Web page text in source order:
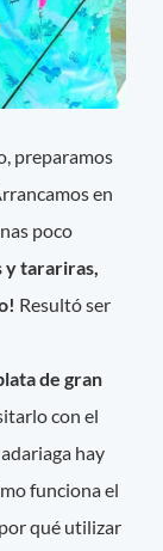
preparamos
en
poco
y tarariras,
Resultó ser
de gran
con el
hay
funciona el
qué utilizar